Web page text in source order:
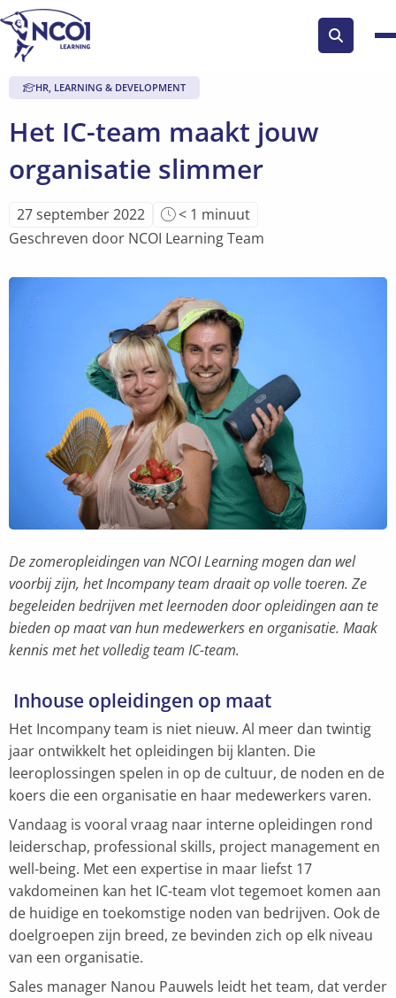
Zoek
knop
Het IC-team maakt jouw
organisatie slimmer
HR, LEARNING & DEVELOPMENT
27 september 2022
Leestijd
van
is
< 1 minuut
Geschreven door NCOI Learning Team
De zomeropleidingen van NCOI Learning mogen dan wel
voorbij zijn, het Incompany team draait op volle toeren. Ze
begeleiden bedrijven met leernoden door opleidingen aan te
bieden op maat van hun medewerkers en organisatie. Maak
kennis met het volledig team IC-team.
Inhouse opleidingen op maat
Het Incompany team is niet nieuw. Al meer dan twintig
jaar ontwikkelt het opleidingen bij klanten. Die
leeroplossingen spelen in op de cultuur, de noden en de
koers die een organisatie en haar medewerkers varen.
Vandaag is vooral vraag naar interne opleidingen rond
leiderschap, professional skills, project management en
well-being. Met een expertise in maar liefst 17
vakdomeinen kan het IC-team vlot tegemoet komen aan
de huidige en toekomstige noden van bedrijven. Ook de
doelgroepen zijn breed, ze bevinden zich op elk niveau
van een organisatie.
Sales manager Nanou Pauwels leidt het team, dat verder